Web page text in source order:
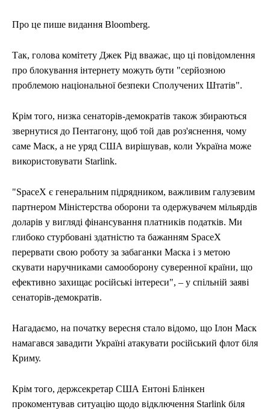
Про це пише видання Bloomberg.
Так, голова комітету Джек Рід вважає, що ці повідомлення
про блокування інтернету можуть бути "серйозною
проблемою національної безпеки Сполучених Штатів".
Крім того, низка сенаторів-демократів також збираються
звернутися до Пентагону, щоб той дав роз'яснення, чому
саме Маск, а не уряд США вирішував, коли Україна може
використовувати Starlink.
"SpaceX є генеральним підрядником, важливим галузевим
партнером Міністерства оборони та одержувачем мільярдів
доларів у вигляді фінансування платників податків. Ми
глибоко стурбовані здатністю та бажанням SpaceX
перервати свою роботу за забаганки Маска і з метою
скувати наручниками самооборону суверенної країни, що
ефективно захищає російські інтереси", – у спільній заяві
сенаторів-демократів.
Нагадаємо, на початку вересня стало відомо, що Ілон Маск
намагався завадити Україні атакувати російський флот біля
Криму.
Крім того, держсекретар США Ентоні Блінкен
прокоментував ситуацію щодо відключення Starlink біля